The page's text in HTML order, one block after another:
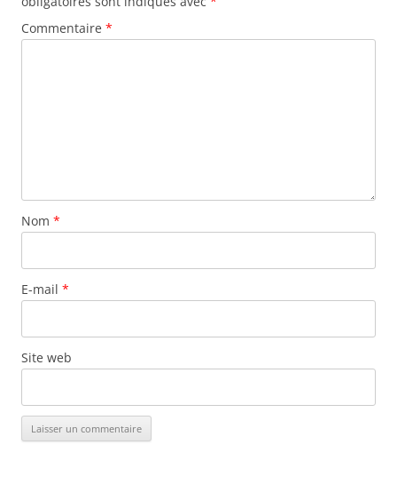
Commentaire *
Nom *
E-mail *
Site web